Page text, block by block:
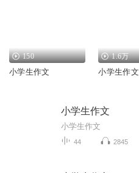
150
小学生作文
1.6万
小学生作文
小学生作文
小学生作文
44 2845